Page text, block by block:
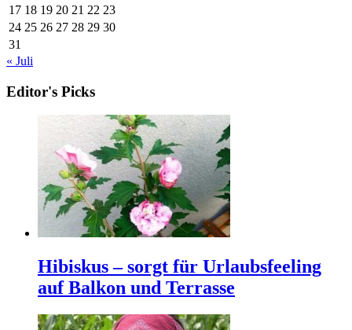
17 18 19 20 21 22 23
24 25 26 27 28 29 30
31
« Juli
Editor's Picks
Hibiskus – sorgt für Urlaubsfeeling
auf Balkon und Terrasse